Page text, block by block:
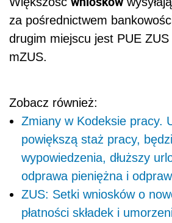
za pośrednictwem
drugim miejscu jest PUE
mZUS.
Zobacz również:
Zmiany w Kodeksie pracy.
powiększą staż pracy,
wypowiedzenia, dłuższy
odprawa pieniężna i
ZUS: Setki wniosków o
płatności składek i